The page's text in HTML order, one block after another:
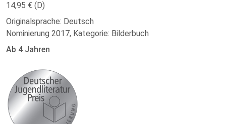
14,95 € (D)
Originalsprache: Deutsch
Nominierung 2017, Kategorie: Bilderbuch
Ab 4 Jahren